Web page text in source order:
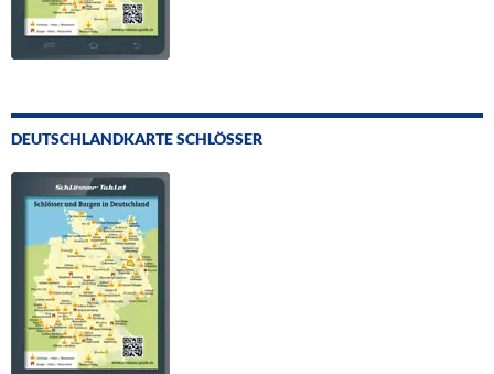
DEUTSCHLANDKARTE SCHLÖSSER